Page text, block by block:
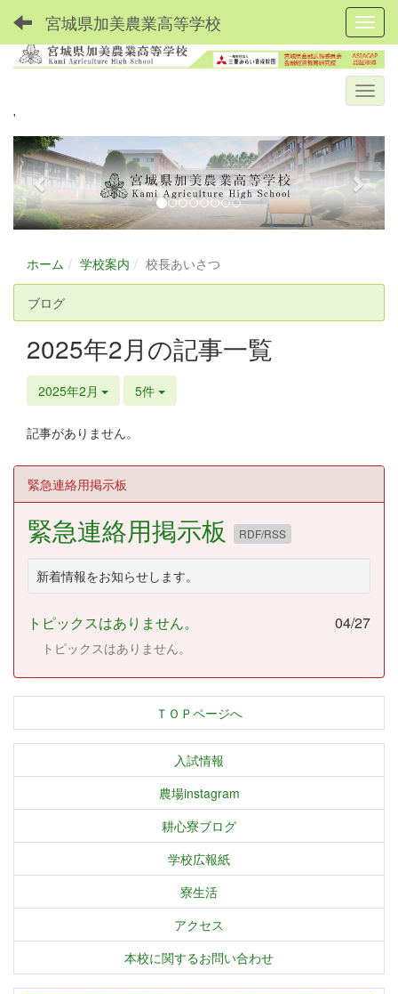
宮城県加美農業高等学校
'
p
r
e
v
o
u
s
n
e
x
t
ホーム 学校案内 校長あいさつ
ブログ
2025年2月の記事一覧
2025年2月 5件
記事がありません。
緊急連絡用掲示板
緊急連絡用掲示板 RDF/RSS
新着情報をお知らせします。
トピックスはありません。 04/27
トピックスはありません。
ＴＯＰページへ
入試情報
農場instagram
耕心寮ブログ
学校広報紙
寮生活
アクセス
本校に関するお問い合わせ